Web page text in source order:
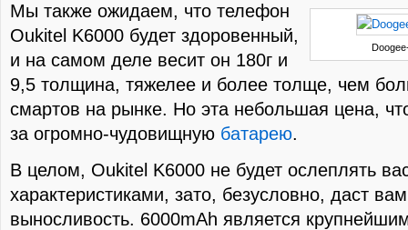
Мы также ожидаем, что телефон
Oukitel K6000 будет здоровенный,
и на самом деле весит он 180г и
9,5 толщина, тяжелее и более толще, чем
смартов на рынке. Но эта небольшая цена,
за огромно-чудовищную батарею.
В целом, Oukitel K6000 не будет ослеплять
характеристиками, зато, безусловно, даст вам
выносливость. 6000mAh является